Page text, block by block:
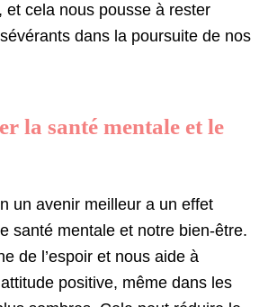
et cela nous pousse à rester
dans la poursuite de nos
la santé mentale et le
un avenir meilleur a un effet
santé mentale et notre bien-être.
de l’espoir et nous aide à
positive, même dans les